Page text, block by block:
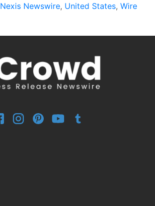
Nexis Newswire, United States, Wire